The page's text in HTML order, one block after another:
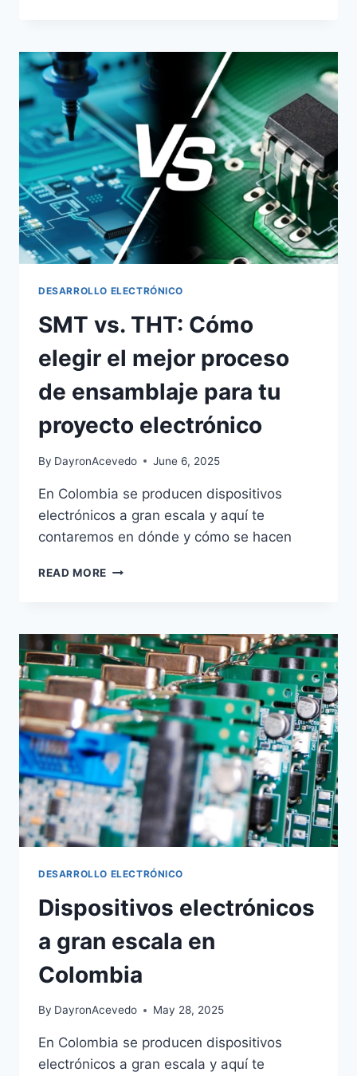
DESARROLLO ELECTRÓNICO
SMT vs. THT: Cómo
elegir el mejor proceso
de ensamblaje para tu
proyecto electrónico
By DayronAcevedo June 6, 2025
En Colombia se producen dispositivos
electrónicos a gran escala y aquí te
contaremos en dónde y cómo se hacen
READ MORE
DESARROLLO ELECTRÓNICO
Dispositivos electrónicos
a gran escala en
Colombia
By DayronAcevedo May 28, 2025
En Colombia se producen dispositivos
electrónicos a gran escala y aquí te